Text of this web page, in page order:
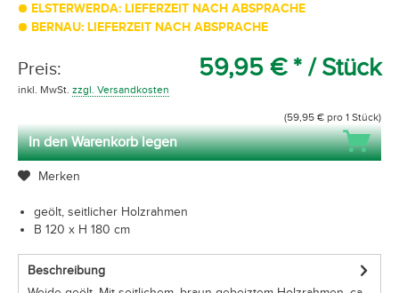
ELSTERWERDA: LIEFERZEIT NACH ABSPRACHE
BERNAU: LIEFERZEIT NACH ABSPRACHE
Preis: 59,95 € * / Stück
inkl. MwSt. zzgl. Versandkosten
(59,95 € pro 1 Stück)
In den Warenkorb legen
Merken
geölt, seitlicher Holzrahmen
B 120 x H 180 cm
Beschreibung